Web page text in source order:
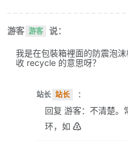
游客 游客 说：
我是在包裝箱裡面的防震泡
收 recycle 的意思呀？
站长 站长 ：
回复 游客：不清楚。
环，如 ♴